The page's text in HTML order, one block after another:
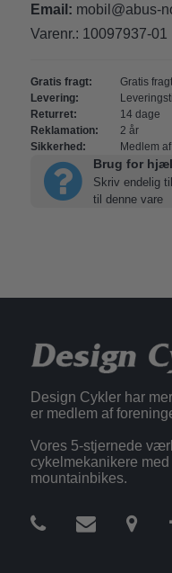
Email: mobil@abus-
Varenr.: 10097937-01
Gratis fragt: Gratis
Levering:
Returret:
14 dage
Reklamation:
2 år
Sikkerhed:
Medlem af
Brug for
Skriv endelig
til denne vare
Design Cykler har
er medlem af
Vores 5-stjernede
cykelmekanikere
mountainbikes.